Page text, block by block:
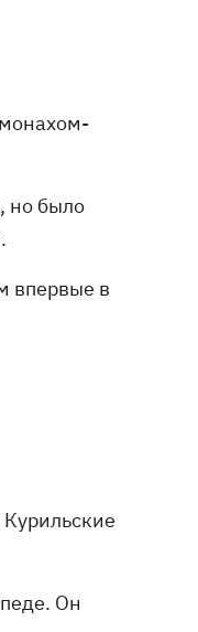
но было
впервые в
Он